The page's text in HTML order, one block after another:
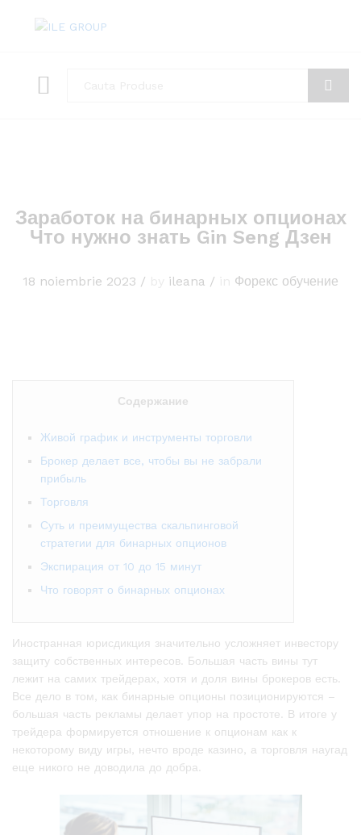
Заработок на бинарных опционах
Что нужно знать Gin Seng Дзен
18 noiembrie 2023 / ileana / Форекс обучение
Содержание
Живой график и инструменты торговли
Брокер делает все, чтобы вы не забрали
прибыль
Торговля
Суть и преимущества скальпинговой
стратегии для бинарных опционов
Экспирация от 10 до 15 минут
Что говорят о бинарных опционах
Иностранная юрисдикция значительно усложняет инвестору
защиту собственных интересов. Большая часть вины тут
лежит на самих трейдерах, хотя и доля вины брокеров есть.
Все дело в том, как бинарные опционы позиционируются –
большая часть рекламы делает упор на простоте. В итоге у
трейдера формируется отношение к опционам как к
некоторому виду игры, нечто вроде казино, а торговля наугад
еще никого не доводила до добра.